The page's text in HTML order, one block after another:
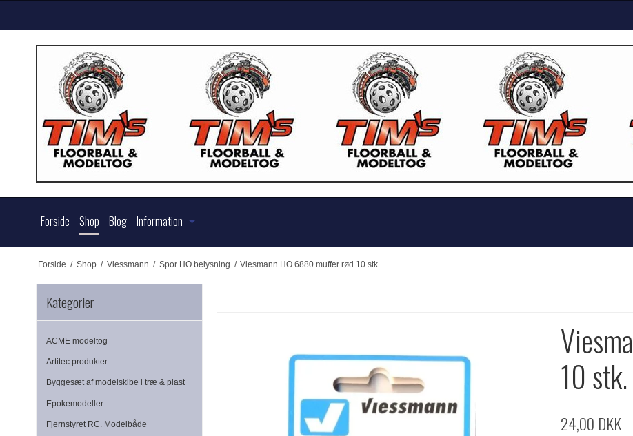
Forside Shop Blog Information
Forside / Shop / Viessmann / Spor HO belysning / Viesmann HO 6880 muffer rød 10 stk.
Kategorier
ACME modeltog
Artitec produkter
Byggesæt af modelskibe i træ & plast
Epokemodeller
Fjernstyret RC. Modelbåde
10 stk.
24,00 DKK